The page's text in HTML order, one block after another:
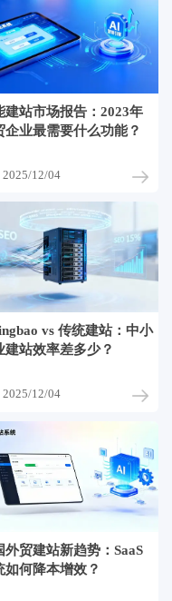
建站市场报告：2023年
企业最需要什么功能？
2025/12/04
vs 传统建站：中小
建站效率差多少？
2025/12/04
外贸建站新趋势：SaaS
如何降本增效？